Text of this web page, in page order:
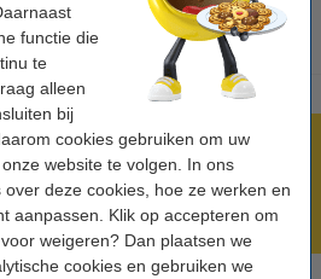
functie die
te
alleen
bij
cookies gebruiken om uw
website te volgen. In ons
over deze cookies, hoe ze werken en
aanpassen. Klik op accepteren om
weigeren? Dan plaatsen we
cookies en gebruiken we
in huis!